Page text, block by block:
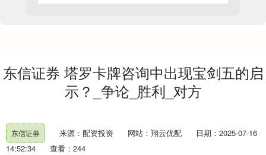
东信证券 塔罗卡牌咨询中出现宝剑五的启
示？_争论_胜利_对方
东信证券 来源：配资投资 网站：翔云优配
日期：2025-07-16
14:52:34
查看：244